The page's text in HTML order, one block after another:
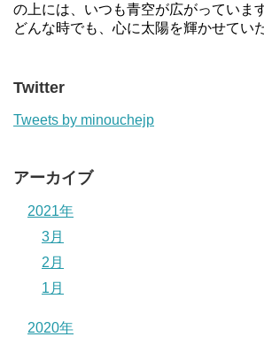
の上には、いつも青空が広がっています
どんな時でも、心に太陽を輝かせてい
Twitter
Tweets by minouchejp
アーカイブ
2021年
3月
2月
1月
2020年